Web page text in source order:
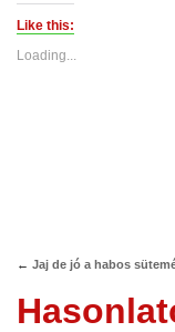
(Opens
new
Like this:
Loading...
← Jaj de jó a habos